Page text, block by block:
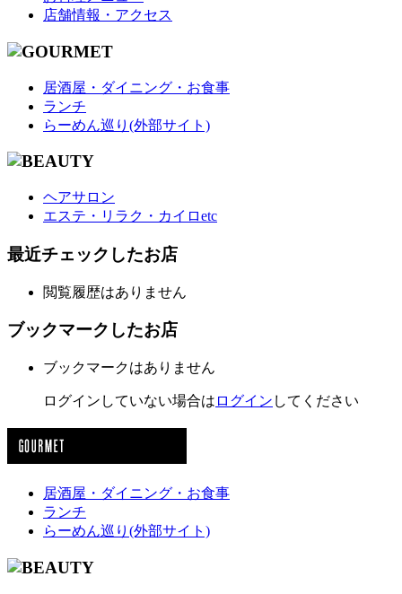
店舗情報・アクセス
居酒屋・ダイニング・お食事
ランチ
らーめん巡り(外部サイト)
ヘアサロン
エステ・リラク・カイロetc
最近チェックしたお店
閲覧履歴はありません
ブックマークしたお店
ブックマークはありません
ログインしていない場合は ログイン してください
居酒屋・ダイニング・お食事
ランチ
らーめん巡り(外部サイト)